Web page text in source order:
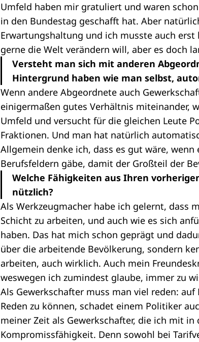
Umfeld haben mir gratuliert und waren
in den Bundestag geschafft hat. Aber
Erwartungshaltung und ich musste auch
gerne die Welt verändern will, aber es doch
Versteht man sich mit anderen
Hintergrund haben wie man selbst,
Wenn andere Abgeordnete auch
einigermaßen gutes Verhältnis miteinander,
Umfeld und versucht für die gleichen Leute
Fraktionen. Und man hat natürlich
Allgemein denke ich, dass es gut wäre,
Berufsfeldern gäbe, damit der Großteil der
Welche Fähigkeiten aus Ihren
nützlich?
Als Werkzeugmacher habe ich gelernt, dass
Schicht zu arbeiten, und auch wie es sich
haben. Das hat mich schon geprägt und
über die arbeitende Bevölkerung, sondern
arbeiten, auch wirklich. Auch mein
weswegen ich zumindest glaube, immer zu
Als Gewerkschafter muss man viel reden:
Reden zu können, schadet einem Politiker
meiner Zeit als Gewerkschafter, die ich mit
Kompromissfähigkeit. Denn sowohl bei